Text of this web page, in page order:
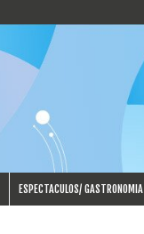
ESPECTACULOS/ GASTRONOMIA